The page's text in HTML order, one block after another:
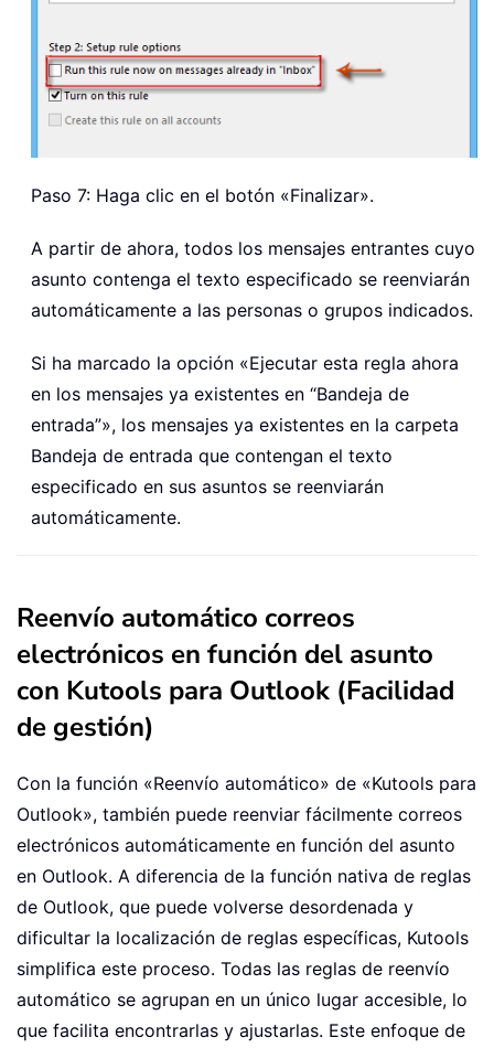
Paso 7: Haga clic en el botón «Finalizar».
A partir de ahora, todos los mensajes entrantes cuyo
asunto contenga el texto especificado se reenviarán
automáticamente a las personas o grupos indicados.
Si ha marcado la opción «Ejecutar esta regla ahora
en los mensajes ya existentes en “Bandeja de
entrada”», los mensajes ya existentes en la carpeta
Bandeja de entrada que contengan el texto
especificado en sus asuntos se reenviarán
automáticamente.
Reenvío automático correos
electrónicos en función del asunto
con Kutools para Outlook (Facilidad
de gestión)
Con la función «Reenvío automático» de «Kutools para
Outlook», también puede reenviar fácilmente correos
electrónicos automáticamente en función del asunto
en Outlook. A diferencia de la función nativa de reglas
de Outlook, que puede volverse desordenada y
dificultar la localización de reglas específicas, Kutools
simplifica este proceso. Todas las reglas de reenvío
automático se agrupan en un único lugar accesible, lo
que facilita encontrarlas y ajustarlas. Este enfoque de